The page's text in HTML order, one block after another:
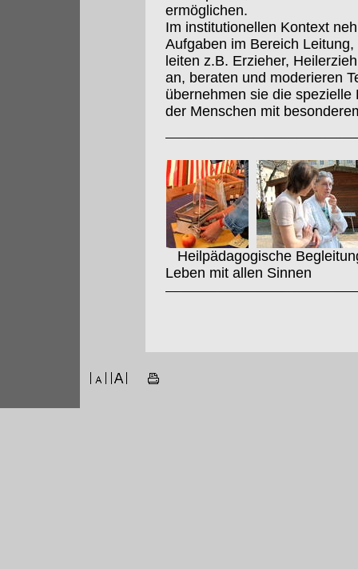
ermöglichen.
Im institutionellen Kontext
Aufgaben im Bereich
leiten z.B. Erzieher,
an, beraten und moderieren
übernehmen sie die
der Menschen mit
Heilpädagogische
Leben mit allen Sinnen